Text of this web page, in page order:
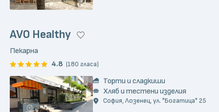
AVO Healthy
Пекарна
4.8 (180 гласа)
Торти и сладкиши
Хляб и тестени изделия
София, Лозенец, ул. "Богатица" 25